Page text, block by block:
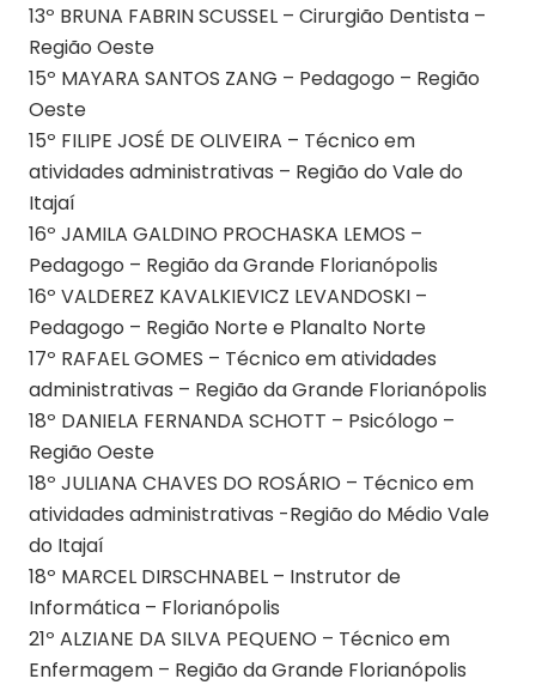
13º BRUNA FABRIN SCUSSEL – Cirurgião Dentista –
Região Oeste
15º MAYARA SANTOS ZANG – Pedagogo – Região
Oeste
15º FILIPE JOSÉ DE OLIVEIRA – Técnico em
atividades administrativas – Região do Vale do
Itajaí
16º JAMILA GALDINO PROCHASKA LEMOS –
Pedagogo – Região da Grande Florianópolis
16º VALDEREZ KAVALKIEVICZ LEVANDOSKI –
Pedagogo – Região Norte e Planalto Norte
17º RAFAEL GOMES – Técnico em atividades
administrativas – Região da Grande Florianópolis
18º DANIELA FERNANDA SCHOTT – Psicólogo –
Região Oeste
18º JULIANA CHAVES DO ROSÁRIO – Técnico em
atividades administrativas -Região do Médio Vale
do Itajaí
18º MARCEL DIRSCHNABEL – Instrutor de
Informática – Florianópolis
21º ALZIANE DA SILVA PEQUENO – Técnico em
Enfermagem – Região da Grande Florianópolis